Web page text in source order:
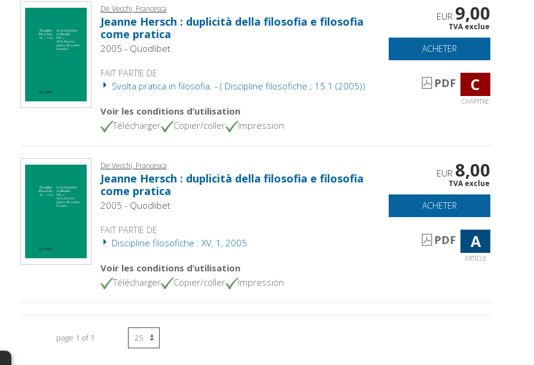
De Vecchi, Francesca
Jeanne Hersch : duplicità della filosofia e filosofia
come pratica
2005 - Quodlibet
FAIT PARTIE DE
Svolta pratica in filosofia. - ( Discipline filosofiche ; 15.1 (2005))
Voir les conditions d’utilisation
Télécharger
Copier/coller Impression
EUR 9,00
TVA exclue
ACHETER
PDF C
CHAPITRE
De Vecchi, Francesca
Jeanne Hersch : duplicità della filosofia e filosofia
come pratica
2005 - Quodlibet
FAIT PARTIE DE
Discipline filosofiche : XV, 1, 2005
Voir les conditions d’utilisation
Télécharger
Copier/coller Impression
EUR 8,00
TVA exclue
ACHETER
PDF A
ARTICLE
page 1 of 1